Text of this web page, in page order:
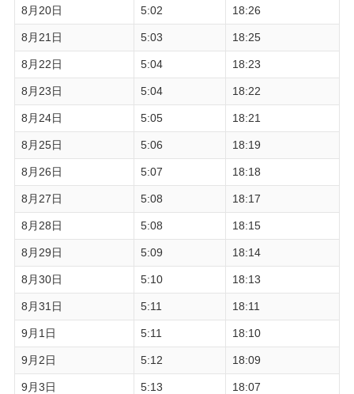
8月20日 5:02 18:26
8月21日 5:03 18:25
8月22日 5:04 18:23
8月23日 5:04 18:22
8月24日 5:05 18:21
8月25日 5:06 18:19
8月26日 5:07 18:18
8月27日 5:08 18:17
8月28日 5:08 18:15
8月29日 5:09 18:14
8月30日 5:10 18:13
8月31日 5:11 18:11
9月1日 5:11 18:10
9月2日 5:12 18:09
9月3日 5:13 18:07